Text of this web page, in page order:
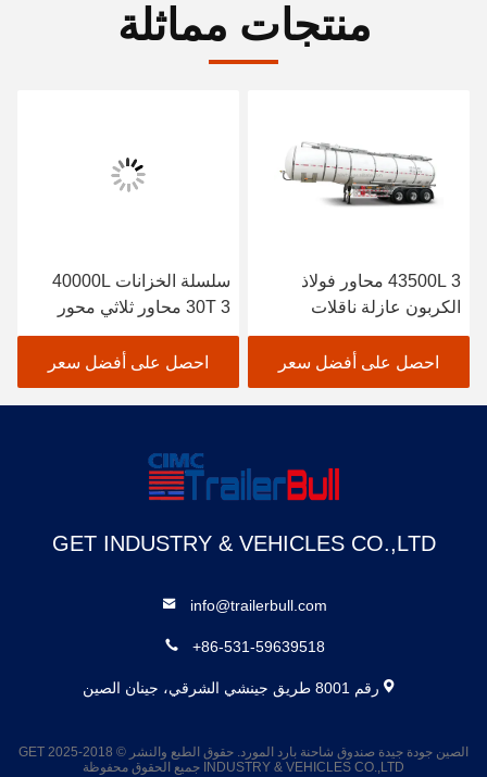
منتجات مماثلة
43500L 3 محاور فولاذ
الكربون عازلة ناقلات
المقطورات لزيت النخيل
النفط الخام البيتوم
احصل على أفضل سعر
سلسلة الخزانات 40000L
30T 3 محاور ثلاثي محور
ناقلات المقطورات للبيع
احصل على أفضل سعر
GET INDUSTRY & VEHICLES CO.,LTD
info@trailerbull.com
+86-531-59639518
رقم 8001 طريق جينشي الشرقي، جينان الصين
الصين جودة جيدة صندوق شاحنة بارد المورد. حقوق الطبع والنشر © 2018-2025 GET
INDUSTRY & VEHICLES CO.,LTD جميع الحقوق محفوظة